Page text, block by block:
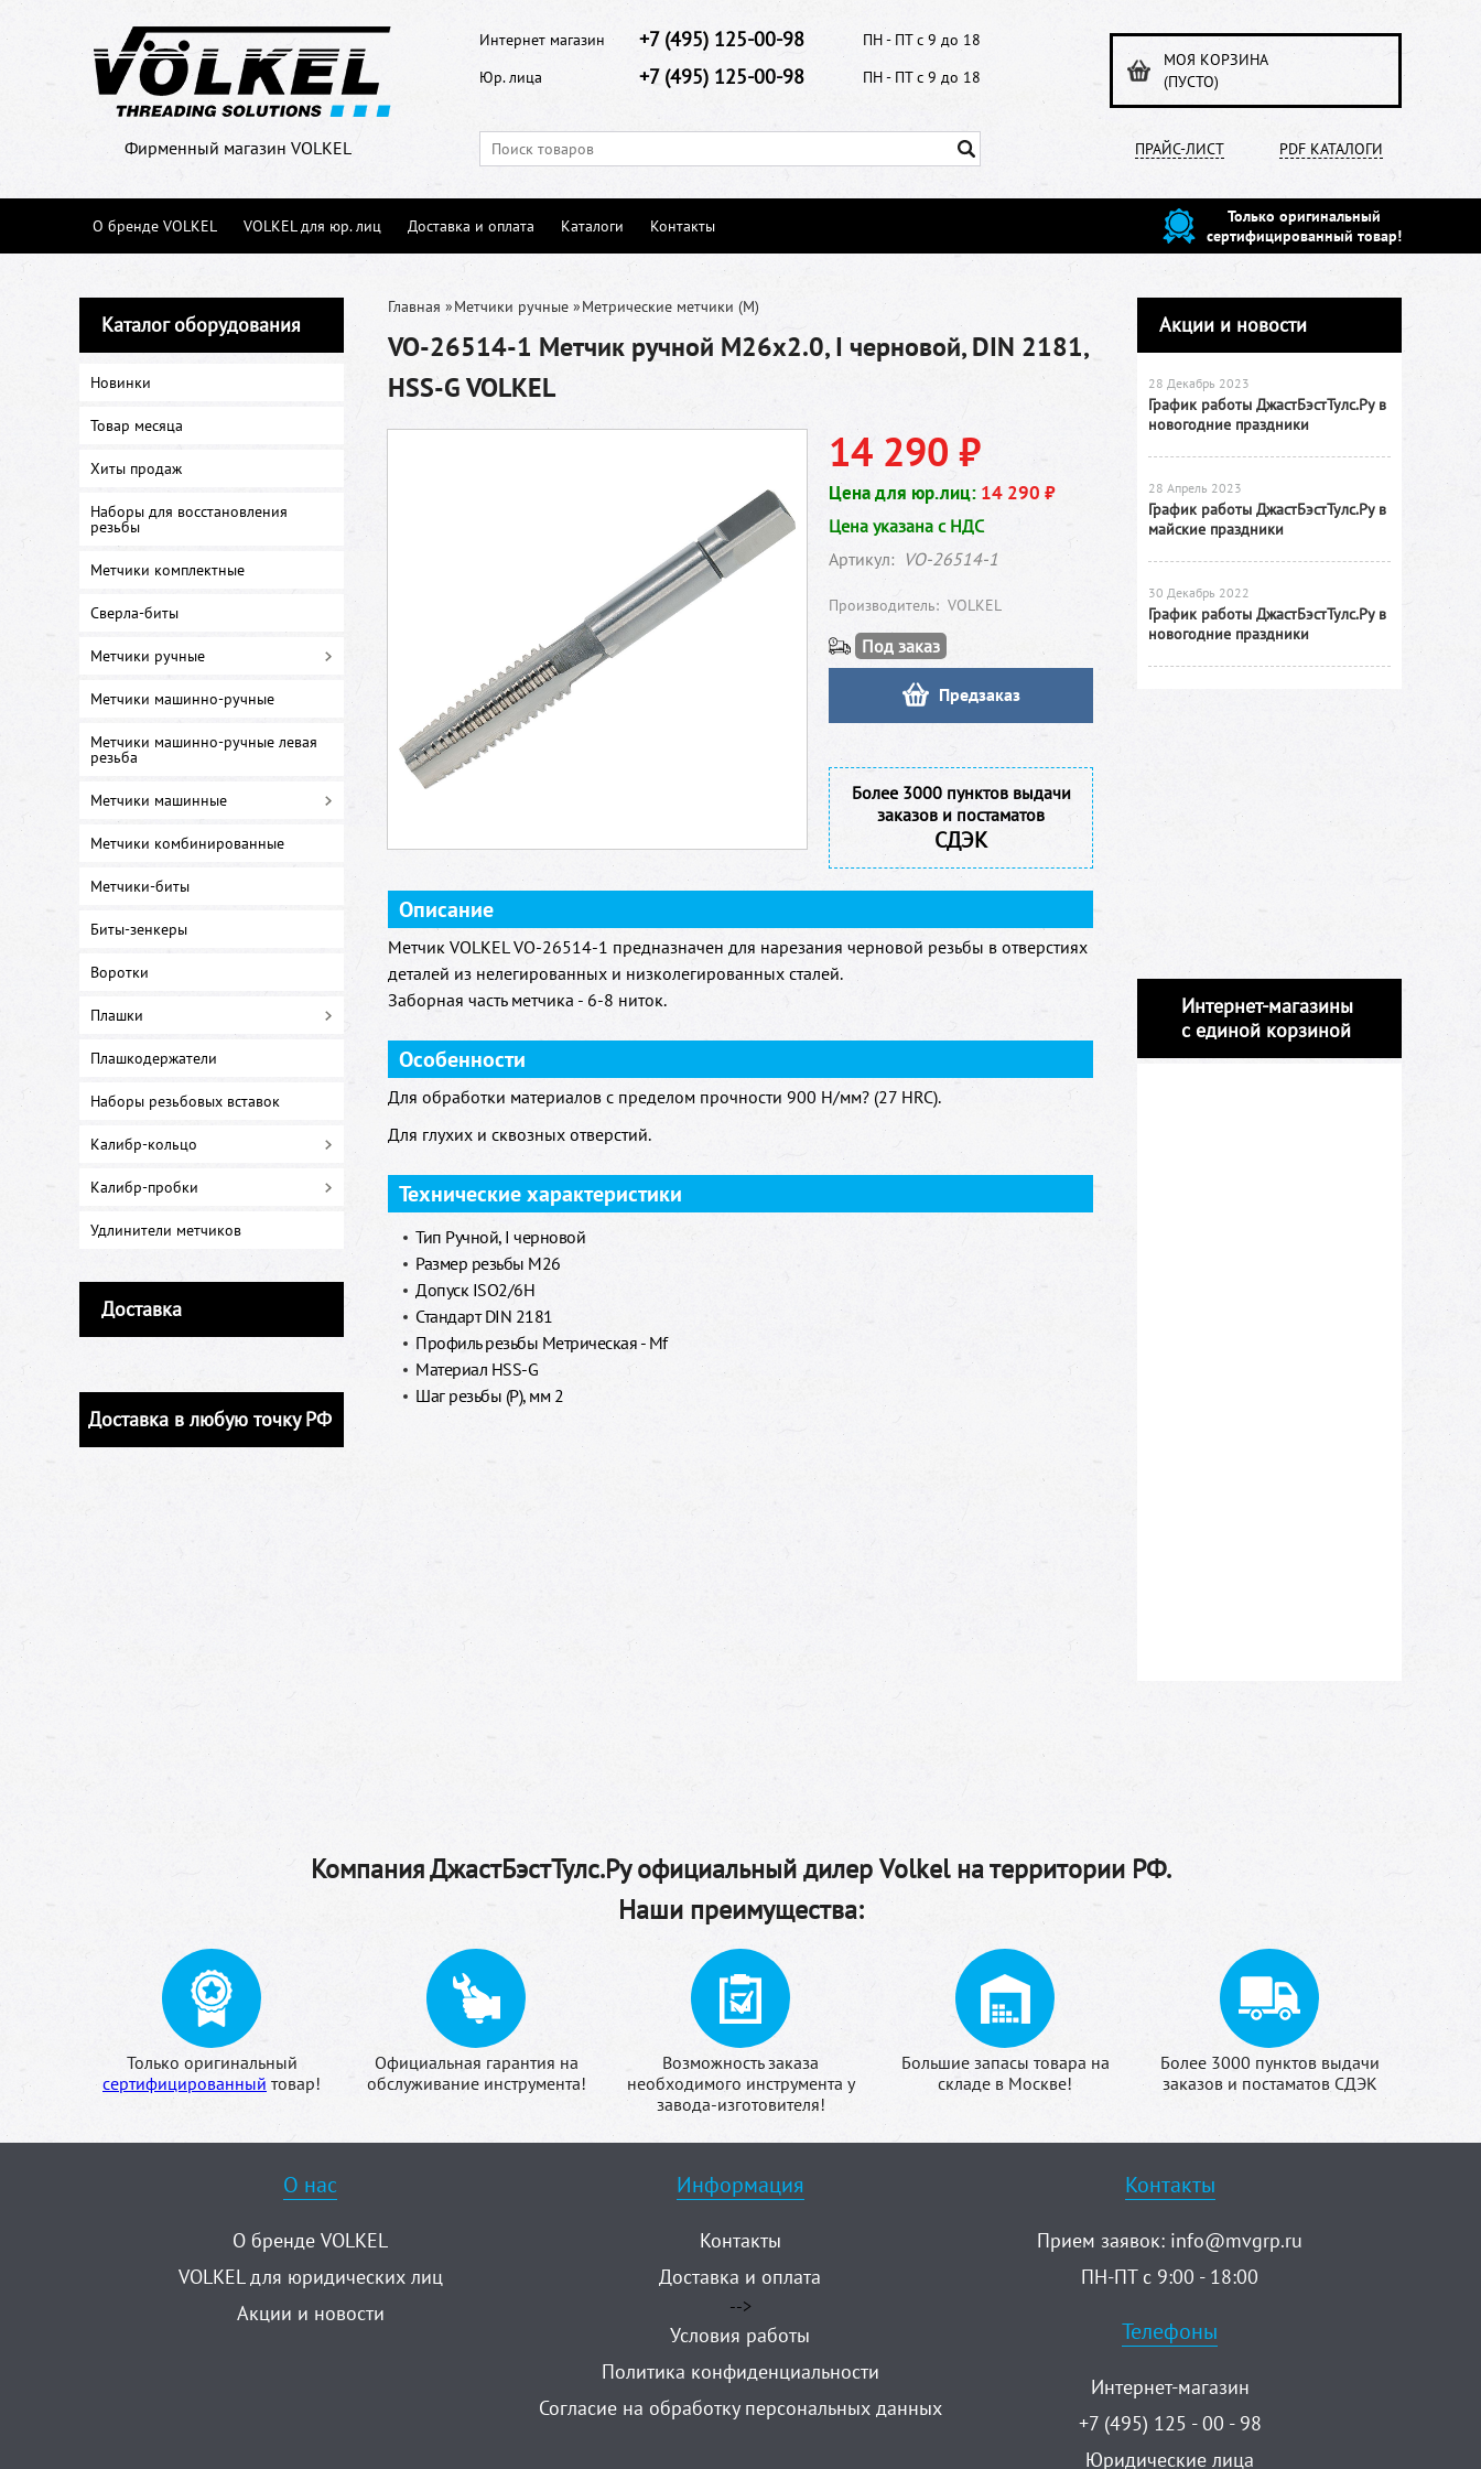
Фирменный магазин VOLKEL
Интернет магазин +7 (495) 125-00-98
ПН - ПТ с 9 до 18
Юр. лица
+7 (495) 125-00-98 ПН - ПТ с 9 до 18
МОЯ КОРЗИНА
(ПУСТО)
ПРАЙС-ЛИСТ PDF КАТАЛОГИ
О бренде VOLKEL VOLKEL для юр. лиц Доставка и оплата Каталоги Контакты
Только оригинальный
сертифицированный товар!
Каталог оборудования
Новинки
Товар месяца
Хиты продаж
Наборы для восстановления
резьбы
Метчики комплектные
Сверла-биты
Метчики ручные
Метчики машинно-ручные
Метчики машинно-ручные левая
резьба
Метчики машинные
Метчики комбинированные
Метчики-биты
Биты-зенкеры
Воротки
Плашки
Плашкодержатели
Наборы резьбовых вставок
Калибр-кольцо
Калибр-пробки
Удлинители метчиков
Доставка
Доставка в любую точку РФ
Главная »Метчики ручные »Метрические метчики (М)
VO-26514-1 Метчик ручной M26х2.0, I черновой, DIN 2181,
HSS-G VOLKEL
14 290 ₽
Цена для юр.лиц: 14 290 ₽
Цена указана с НДС
Артикул: VO-26514-1
Производитель: VOLKEL
Под заказ
Предзаказ
Более 3000 пунктов выдачи
заказов и постаматов
СДЭК
Описание
Метчик VOLKEL VO-26514-1 предназначен для нарезания черновой резьбы в отверстиях
деталей из нелегированных и низколегированных сталей.
Заборная часть метчика - 6-8 ниток.
Особенности
Для обработки материалов с пределом прочности 900 H/мм? (27 HRC).
Для глухих и сквозных отверстий.
Технические характеристики
Тип Ручной, I черновой
Размер резьбы M26
Допуск ISO2/6H
Стандарт DIN 2181
Профиль резьбы Метрическая - Mf
Материал HSS-G
Шаг резьбы (P), мм 2
Акции и новости
28 Декабрь 2023
График работы ДжастБэстТулс.Ру в
новогодние праздники
28 Апрель 2023
График работы ДжастБэстТулс.Ру в
майские праздники
30 Декабрь 2022
График работы ДжастБэстТулс.Ру в
новогодние праздники
Интернет-магазины
с единой корзиной
Компания ДжастБэстТулс.Ру официальный дилер Volkel на территории РФ.
Наши преимущества:
Только оригинальный
сертифицированный товар!
Официальная гарантия на
обслуживание инструмента!
Возможность заказа
необходимого инструмента у
завода-изготовителя!
Большие запасы товара на
складе в Москве!
Более 3000 пунктов выдачи
заказов и постаматов СДЭК
О нас
О бренде VOLKEL
VOLKEL для юридических лиц
Акции и новости
Информация
Контакты
Доставка и оплата
-->
Условия работы
Политика конфиденциальности
Согласие на обработку персональных данных
Контакты
Прием заявок: info@mvgrp.ru
ПН-ПТ с 9:00 - 18:00
Телефоны
Интернет-магазин
+7 (495) 125 - 00 - 98
Юридические лица